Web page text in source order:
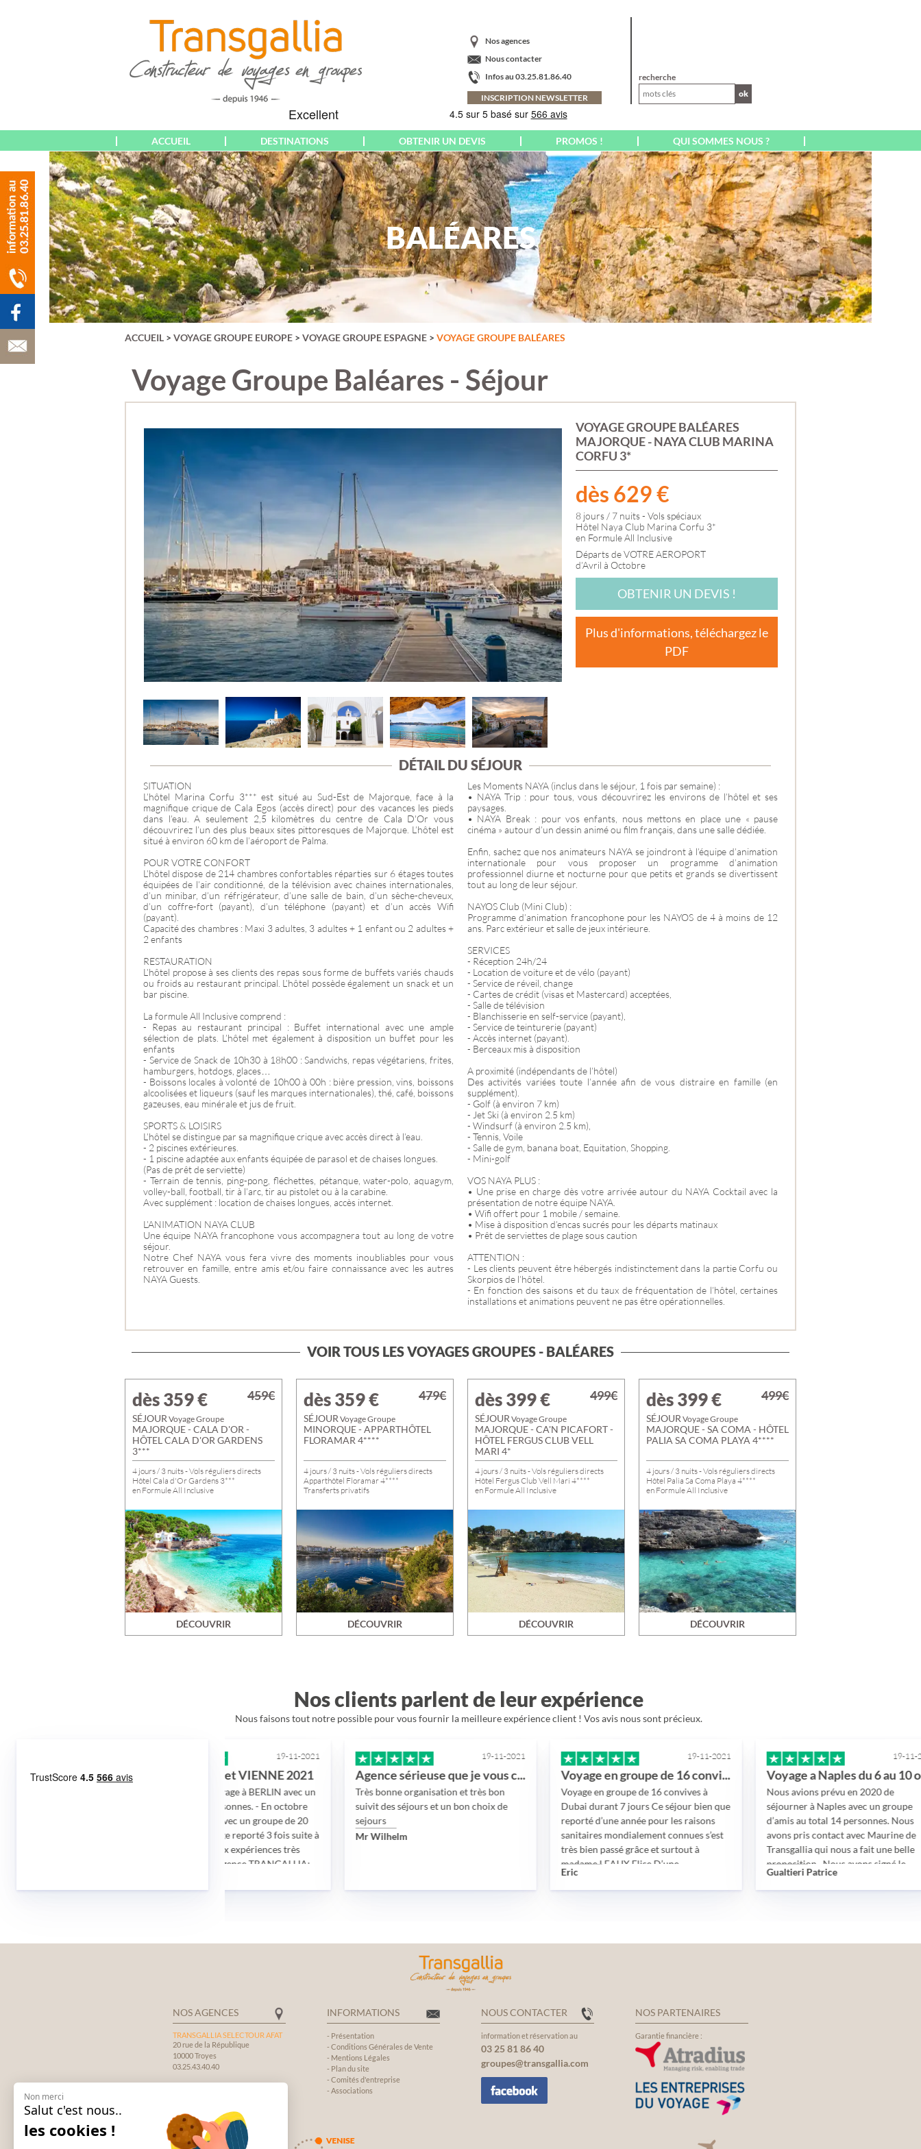
Nos agences
Nous contacter
Infos au 03.25.81.86.40
INSCRIPTION NEWSLETTER
recherche
ok
ACCUEIL DESTINATIONS
THÉMATIQUES
WEEK-END &
COURT SÉJOUR
SÉJOUR
CIRCUIT
CROISIÈRE
RANDONNÉE
PARTICULIERS
(DÉPARTS PARIS)
PARTICULIERS
(DÉPARTS AUBE &
VATRY)
EUROPE
ALBANIE
ALGARVE
ALLEMAGNE
ALSACE
AMNEVILLE
AMSTERDAM
ANDALOUSIE
ANGLETERRE
ATHÈNES
AUTRICHE & TYROL
AUVERGNE
AÇORES
BAIE DE SOMME
BERLIN
BORDEAUX &
VIGNOBLE
BULGARIE
CANARIES
CATALOGNE
CHYPRE
CHÂTEAUX DE LA
LOIRE
CINQUE TERRE
COPENHAGUE
CORFOU
CORSE
CROATIE
CRÈTE
ECOSSE
EMILIE-ROMAGNE
ESPAGNE
EUROPA-PARK
FLORENCE
FLORIADE
EXPOSITION
FUERTEVENTURA
FUTUROSCOPE
FÊTE DES LUMIÈRES
LYON
ILE DE KOS
IRLANDE
ISLANDE
LAPONIE
LONDRES
LUXEMBOURG
MACÉDOINE
MADÈRE
MALTE
MARCHÉS DE NOËL
MONT SAINT
MICHEL
MONTÉNÉGRO
NORVÈGE
PARC ASTÉRIX
PARIS
PAYS BALTES
PAYS BASQUE
PAYS DE GALLES
CORNOUAILLES
POLOGNE
PONTS MAI-JUIN
PORT AVENTURA
PORTUGAL
POUILLES
PRAGUE &
TCHÉQUIE
PUY DU FOU
ROME
ROUMANIE
SAINT JACQUES DE
TOSCANE
TOULOUSE
TURQUIE
ZOO DE BEAUVAL
AMÉRIQUE
ARGENTINE
BAHAMAS
BRÉSIL
CANADA
COLOMBIE
COSTA RICA
CUBA
EQUATEUR &
GALAPAGOS
ETATS-UNIS USA
GUADELOUPE
GUATEMALA
MARTINIQUE
DOMINICAINE
FRANCE
AUVERGNE-
RHÔNE-ALPES
BOURGOGNE-
FRANCHE-COMTÉ
BRETAGNE
LOIRE
GRAND-EST
NORMANDIE
NOUVELLE-
AQUITAINE
OCCITANIE
PAYS-DE-LA-LOIRE
PROVENCE-ALPES-
CÔTE D'AZUR
ÎLE DE FRANCE
AFRIQUE
AFRIQUE DU SUD
CAP VERT SAL BOA
VISTA
EGYPTE
ILE MAURICE
ILE DE LA RÉUNION
KENYA
MADAGASCAR
MAROC
MARRAKECH
SÉNÉGAL
TANZANIE
CAMBODGE
CHINE
DUBAÏ
INDE
INDONÉSIE
IRAN
JAPON
JORDANIE
OUZBÉKISTAN
VIETNAM
OBTENIR UN DEVIS PROMOS ! QUI SOMMES NOUS ?
BALÉARES
ACCUEIL > VOYAGE GROUPE EUROPE > VOYAGE GROUPE ESPAGNE > VOYAGE GROUPE BALÉARES
Voyage Groupe Baléares - Séjour
VOYAGE GROUPE BALÉARES
MAJORQUE - NAYA CLUB MARINA
CORFU 3*
dès 629€
8 jours / 7 nuits - Vols spéciaux
Hôtel Naya Club Marina Corfu 3*
en Formule All Inclusive
Départs de VOTRE AEROPORT
d’Avril à Octobre
OBTENIR UN DEVIS !
Plus d'informations, téléchargez le
PDF
DÉTAIL DU SÉJOUR
SITUATION
L’hôtel Marina Corfu 3*** est situé au Sud-Est de Majorque, face à la
magnifique crique de Cala Egos (accès direct) pour des vacances les pieds
dans l’eau. A seulement 2,5 kilomètres du centre de Cala D'Or vous
découvrirez l’un des plus beaux sites pittoresques de Majorque. L’hôtel est
situé à environ 60 km de l’aéroport de Palma.
POUR VOTRE CONFORT
L’hôtel dispose de 214 chambres confortables réparties sur 6 étages toutes
équipées de l’air conditionné, de la télévision avec chaines internationales,
d’un minibar, d’un réfrigérateur, d’une salle de bain, d’un sèche-cheveux,
d’un coffre-fort (payant), d’un téléphone (payant) et d’un accès Wifi
(payant).
Capacité des chambres : Maxi 3 adultes, 3 adultes + 1 enfant ou 2 adultes +
2 enfants
RESTAURATION
L’hôtel propose à ses clients des repas sous forme de buffets variés chauds
ou froids au restaurant principal. L’hôtel possède également un snack et un
bar piscine.
La formule All Inclusive comprend :
- Repas au restaurant principal : Buffet international avec une ample
sélection de plats. L’hôtel met également à disposition un buffet pour les
enfants
- Service de Snack de 10h30 à 18h00 : Sandwichs, repas végétariens, frites,
hamburgers, hotdogs, glaces…
- Boissons locales à volonté de 10h00 à 00h : bière pression, vins, boissons
alcoolisées et liqueurs (sauf les marques internationales), thé, café, boissons
gazeuses, eau minérale et jus de fruit.
SPORTS & LOISIRS
L’hôtel se distingue par sa magnifique crique avec accès direct à l’eau.
- 2 piscines extérieures.
- 1 piscine adaptée aux enfants équipée de parasol et de chaises longues.
(Pas de prêt de serviette)
- Terrain de tennis, ping-pong, fléchettes, pétanque, water-polo, aquagym,
volley-ball, football, tir à l’arc, tir au pistolet ou à la carabine.
Avec supplément : location de chaises longues, accès internet.
L’ANIMATION NAYA CLUB
Une équipe NAYA francophone vous accompagnera tout au long de votre
séjour.
Notre Chef NAYA vous fera vivre des moments inoubliables pour vous
retrouver en famille, entre amis et/ou faire connaissance avec les autres
NAYA Guests.
Les Moments NAYA (inclus dans le séjour, 1 fois par semaine) :
• NAYA Trip : pour tous, vous découvrirez les environs de l’hôtel et ses
paysages.
• NAYA Break : pour vos enfants, nous mettons en place une « pause
cinéma » autour d’un dessin animé ou film français, dans une salle dédiée.
Enfin, sachez que nos animateurs NAYA se joindront à l’équipe d’animation
internationale pour vous proposer un programme d’animation
professionnel diurne et nocturne pour que petits et grands se divertissent
tout au long de leur séjour.
NAYOS Club (Mini Club) :
Programme d’animation francophone pour les NAYOS de 4 à moins de 12
ans. Parc extérieur et salle de jeux intérieure.
SERVICES
- Réception 24h/24
- Location de voiture et de vélo (payant)
- Service de réveil, change
- Cartes de crédit (visas et Mastercard) acceptées,
- Salle de télévision
- Blanchisserie en self-service (payant),
- Service de teinturerie (payant)
- Accès internet (payant).
- Berceaux mis à disposition
A proximité (indépendants de l’hôtel)
Des activités variées toute l’année afin de vous distraire en famille (en
supplément).
- Golf (à environ 7 km)
- Jet Ski (à environ 2.5 km)
- Windsurf (à environ 2.5 km),
- Tennis, Voile
- Salle de gym, banana boat, Equitation, Shopping.
- Mini-golf
VOS NAYA PLUS :
• Une prise en charge dès votre arrivée autour du NAYA Cocktail avec la
présentation de notre équipe NAYA.
• Wifi offert pour 1 mobile / semaine.
• Mise à disposition d’encas sucrés pour les départs matinaux
• Prêt de serviettes de plage sous caution
ATTENTION :
- Les clients peuvent être hébergés indistinctement dans la partie Corfu ou
Skorpios de l’hôtel.
- En fonction des saisons et du taux de fréquentation de l’hôtel, certaines
installations et animations peuvent ne pas être opérationnelles.
VOIR TOUS LES VOYAGES GROUPES - BALÉARES
dès 359€
SÉJOUR Voyage Groupe
MAJORQUE - CALA D'OR -
HÔTEL CALA D'OR GARDENS
3***
4 jours / 3 nuits - Vols réguliers directs
Hôtel Cala d'Or Gardens 3***
en Formule All Inclusive
DÉCOUVRIR
459€ dès 359€
SÉJOUR Voyage Groupe
MINORQUE - APPARTHÔTEL
FLORAMAR 4****
4 jours / 3 nuits - Vols réguliers directs
Apparthôtel Floramar 4****
Transferts privatifs
DÉCOUVRIR
479€ dès 399€
SÉJOUR Voyage Groupe
MAJORQUE - CA'N PICAFORT -
HÔTEL FERGUS CLUB VELL
MARI 4*
4 jours / 3 nuits - Vols réguliers directs
Hôtel Fergus Club Vell Mari 4****
en Formule All Inclusive
DÉCOUVRIR
499€ dès 399€
SÉJOUR Voyage Groupe
MAJORQUE - SA COMA - HÔTEL
PALIA SA COMA PLAYA 4****
4 jours / 3 nuits - Vols réguliers directs
Hôtel Palia Sa Coma Playa 4****
en Formule All Inclusive
DÉCOUVRIR
499€
Nos clients parlent de leur expérience
Nous faisons tout notre possible pour vous fournir la meilleure expérience client ! Vos avis nous sont précieux.
très bonne réactivités du personnelle…
19-11-2021
BERLIN 2019 et VIENNE 2021
- En mai 2019 voyage à BERLIN avec un
groupe de 22 personnes. - En octobre
2021 à VIENNE avec un groupe de 20
personnes. (voyage reporté 3 fois suite à
la pandémie) Deux expériences très
positives avec l'Agence TRANGALLIA:
sérieuse avec beaucoup de
19-11-2021
Agence sérieuse que je vous conseille
Très bonne organisation et très bon
suivit des séjours et un bon choix de
sejours
Mr Wilhelm
19-11-2021
Voyage en groupe de 16 convives à Dubai…
Voyage en groupe de 16 convives à
Dubai durant 7 jours Ce séjour bien que
reporté d’une année pour les raisons
sanitaires mondialement connues s’est
très bien passé grâce et surtout à
madame LEAUX Elise D’une
disponibilité sans faille, patiente,
impliquée, tant sur les obtentions de
vraiment bien passé Je remercie
toute son équipe mais plus
particulièrement madame LEAUX Elise
qui a permis de rendre cet événement
familial encore plus intéressant et
inoubliable
19-11-2021
Voyage a Naples du 6 au 10 octobre 2021
Nous avions prévu en 2020 de
séjourner à Naples avec un groupe
d’amis au total 14 personnes. Nous
avons pris contact avec Maurine de
Transgallia qui nous a fait une belle
proposition . Nous avons signé le
contrat début février 2020 et début
mars la pandémie a débuté, avec le
octobre, nous sommes enfin partis vers
Naples, nos places dans l’avion étaient
navette privée nous attendait pour
notre transfert à l’hôtel. Nous avons
séjourné dans un hôtel en centre ville,
idéal pour les visites. Le retour s’est
déroulé dans les mêmes conditions qu’à
Gualtieri Patrice
NOS AGENCES
TRANSGALLIA SELECTOUR AFAT
20 rue de la République
10000 Troyes
03.25.43.40.40
10600 La Chapelle Saint Luc
INFORMATIONS
- Présentation
- Conditions Générales de Vente
- Mentions Légales
- Plan du site
- Comités d'entreprise
- Associations
NOUS CONTACTER
information et réservation au
03 25 81 86 40
groupes@transgallia.com
NOS PARTENAIRES
Garantie financière :
Non merci
Salut c'est nous..
les cookies !